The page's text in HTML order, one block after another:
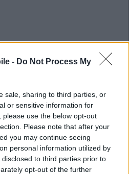
- Do Not Process My
sale, sharing to third parties, or
or sensitive information for
use the below opt-out
Please note that after your
you may continue seeing
personal information utilized by
to third parties prior to
opt-out of the further